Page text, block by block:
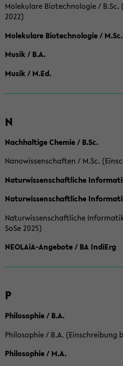
Molekulare Biotechnologie / B.Sc.
2022)
Molekulare Biotechnologie / M.Sc.
Musik / B.A.
Musik / M.Ed.
N
Nachhaltige Chemie / B.Sc.
Nanowissenschaften / M.Sc.
Naturwissenschaftliche
Naturwissenschaftliche
Naturwissenschaftliche
SoSe 2025)
NEOLAiA-Angebote / BA IndiErg
P
Philosophie / B.A.
Philosophie / B.A. (Einschreibung
Philosophie / M.A.